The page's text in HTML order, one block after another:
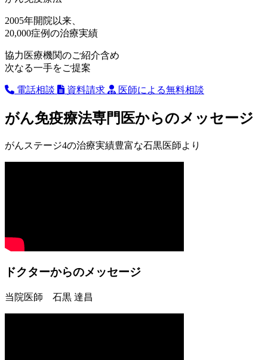
2005年開院以来、
20,000症例の治療実績
協力医療機関のご紹介含め
次なる一手をご提案
電話相談 資料請求 医師による無料相談
がん免疫療法専門医からのメッセージ
がんステージ4の治療実績豊富な石黒医師より
ドクターからのメッセージ
当院医師 石黒 達昌